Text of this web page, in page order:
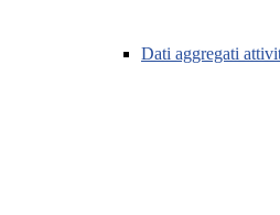
Dati aggregati